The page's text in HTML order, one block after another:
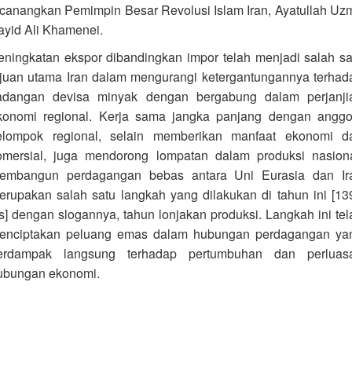
Pemimpin Besar Revolusi Islam Iran, Ayatullah
Ali Khamenei.
ekspor dibandingkan impor telah menjadi salah
utama Iran dalam mengurangi ketergantungannya
devisa minyak dengan bergabung dalam
regional. Kerja sama jangka panjang dengan
regional, selain memberikan manfaat ekonomi
juga mendorong lompatan dalam produksi
perdagangan bebas antara Uni Eurasia dan
salah satu langkah yang dilakukan di tahun ini
dengan slogannya, tahun lonjakan produksi. Langkah ini
peluang emas dalam hubungan perdagangan
langsung terhadap pertumbuhan dan
ekonomi.